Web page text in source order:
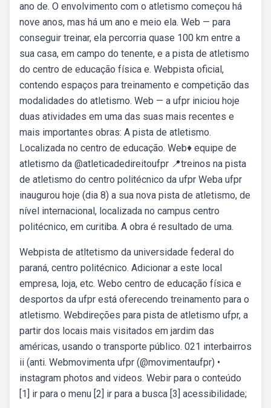
ano de. O envolvimento com o atletismo começou há
nove anos, mas há um ano e meio ela. Web — para
conseguir treinar, ela percorria quase 100 km entre a
sua casa, em campo do tenente, e a pista de atletismo
do centro de educação física e. Webpista oficial,
contendo espaços para treinamento e competição das
modalidades do atletismo. Web — a ufpr iniciou hoje
duas atividades em uma das suas mais recentes e
mais importantes obras: A pista de atletismo.
Localizada no centro de educação. Web♦️ equipe de
atletismo da @atleticadedireitoufpr 📍treinos na pista
de atletismo do centro politécnico da ufpr Weba ufpr
inaugurou hoje (dia 8) a sua nova pista de atletismo, de
nível internacional, localizada no campus centro
politécnico, em curitiba. A obra é resultado de uma.
Webpista de atltetismo da universidade federal do
paraná, centro politécnico. Adicionar a este local
empresa, loja, etc. Webo centro de educação física e
desportos da ufpr está oferecendo treinamento para o
atletismo. Webdireções para pista de atletismo ufpr, a
partir dos locais mais visitados em jardim das
américas, usando o transporte público. 021 interbairros
ii (anti. Webmovimenta ufpr (@movimentaufpr) •
instagram photos and videos. Webir para o conteúdo
[1] ir para o menu [2] ir para a busca [3] acessibilidade;